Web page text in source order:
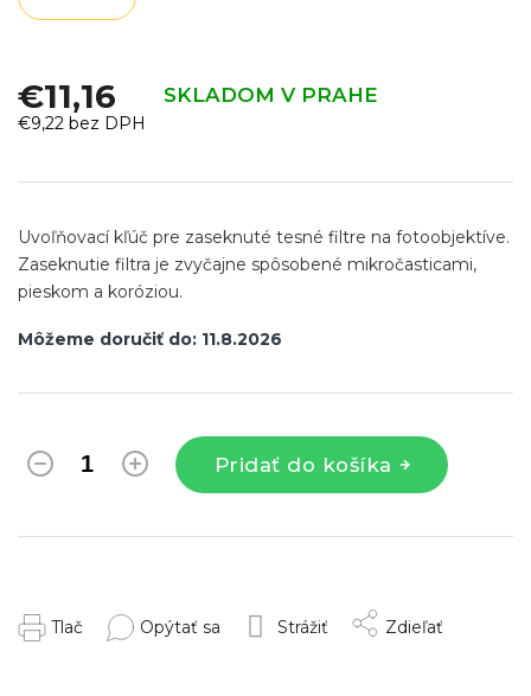
€11,16 SKLADOM V PRAHE
€9,22 bez DPH
cena:
Môžeme doručiť do: 11.8.2026
Pridať do košíka
Uvoľňovací kľúč pre zaseknuté tesné filtre na fotoobjektíve.
Zaseknutie filtra je zvyčajne spôsobené mikročasticami,
pieskom a koróziou.
Tlač Opýtať sa Strážiť Zdieľať